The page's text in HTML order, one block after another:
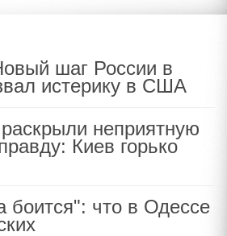
шаг России в
истерику в США
неприятную
Киев горько
боится": что в Одессе